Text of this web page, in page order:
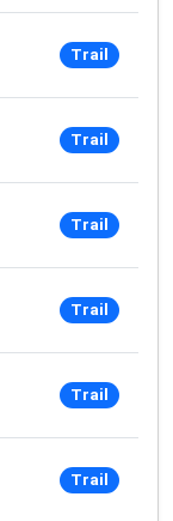
Trail
Trail
Trail
Trail
Trail
Trail